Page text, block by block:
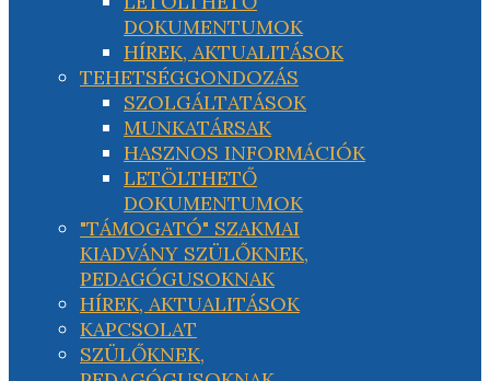
DOKUMENTUMOK
HÍREK, AKTUALITÁSOK
TEHETSÉGGONDOZÁS
SZOLGÁLTATÁSOK
MUNKATÁRSAK
HASZNOS INFORMÁCIÓK
LETÖLTHETŐ
DOKUMENTUMOK
"TÁMOGATÓ" SZAKMAI
KIADVÁNY SZÜLŐKNEK,
PEDAGÓGUSOKNAK
HÍREK, AKTUALITÁSOK
KAPCSOLAT
SZÜLŐKNEK,